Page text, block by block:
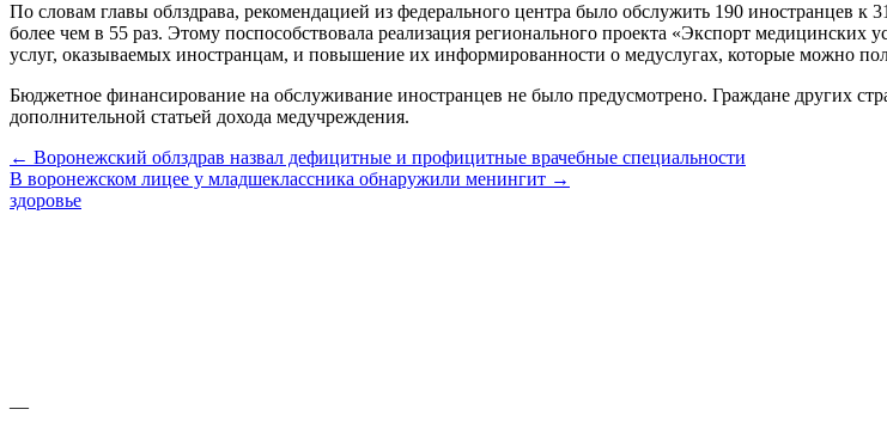
По словам главы облздрава, рекомендацией из федерального центра было обслужить 190 иностранцев к
более чем в 55 раз. Этому поспособствовала реализация регионального проекта «Экспорт
услуг, оказываемых иностранцам, и повышение их информированности о медуслугах, которые можно
Бюджетное финансирование на обслуживание иностранцев не было предусмотрено. Граждане других
дополнительной статьей дохода медучреждения.
← Воронежский облздрав назвал дефицитные и профицитные врачебные специальности
В воронежском лицее у младшеклассника обнаружили менингит →
здоровье
—